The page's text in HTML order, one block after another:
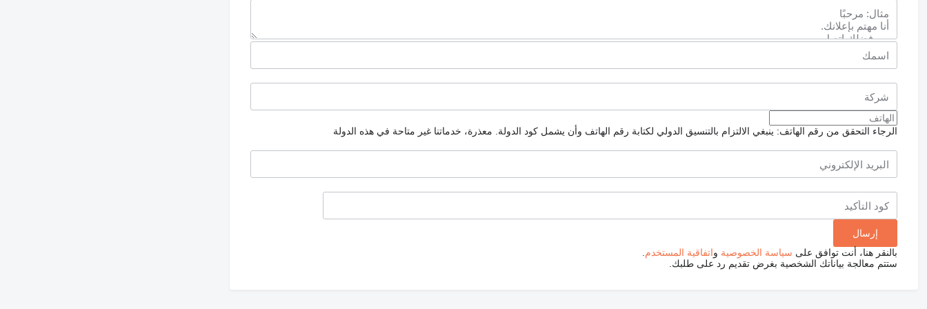
الرجاء التحقق من رقم الهاتف: ينبغي الالتزام بالتنسيق الدولي لكتابة رقم الهاتف وأن يشمل كود الدولة. معذرة، خدماتنا غير متاحة في هذه الدولة
بالنقر هنا، أنت توافق على سياسة الخصوصية واتفاقية المستخدم
ستتم معالجة بياناتك الشخصية بغرض تقديم رد على طلبك.